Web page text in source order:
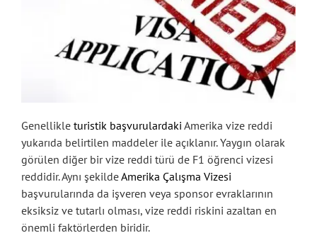
Genellikle turistik başvurulardaki Amerika vize reddi
yukarıda belirtilen maddeler ile açıklanır. Yaygın olarak
görülen diğer bir vize reddi türü de F1 öğrenci vizesi
reddidir. Aynı şekildeAmerika Çalışma Vizesi
başvurularında da işveren veya sponsor evraklarının
eksiksiz ve tutarlı olması, vize reddi riskini azaltan en
önemli faktörlerden biridir.